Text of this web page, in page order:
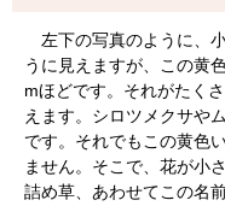
左下の写真のように、
うに見えますが、この黄
mほどです。それがたく
えます。シロツメクサや
です。それでもこの黄色
ません。そこで、花が小
詰め草、あわせてこの名